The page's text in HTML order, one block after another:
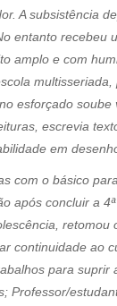
A subsistência
entanto recebeu
amplo e com
multisseriada,
esforçado soube
escrevia
em
com o básico
após concluir a
retomou
continuidade ao
para suprir
Professor/